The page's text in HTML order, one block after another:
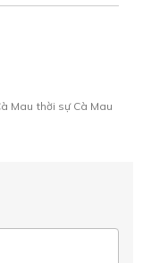
Mau thời sự Cà Mau